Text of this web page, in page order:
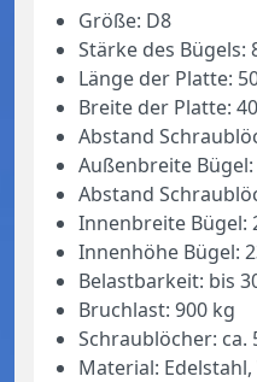
Größe: D8
Stärke des Bügels:
Länge der Platte:
Breite der Platte:
Abstand
Außenbreite
Abstand
Innenbreite Bügel:
Innenhöhe Bügel:
Belastbarkeit: bis
Bruchlast: 900 kg
Schraublöcher: ca.
Material: